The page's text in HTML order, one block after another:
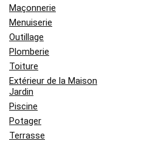
Maçonnerie
Menuiserie
Outillage
Plomberie
Toiture
Extérieur de la Maison
Jardin
Piscine
Potager
Terrasse